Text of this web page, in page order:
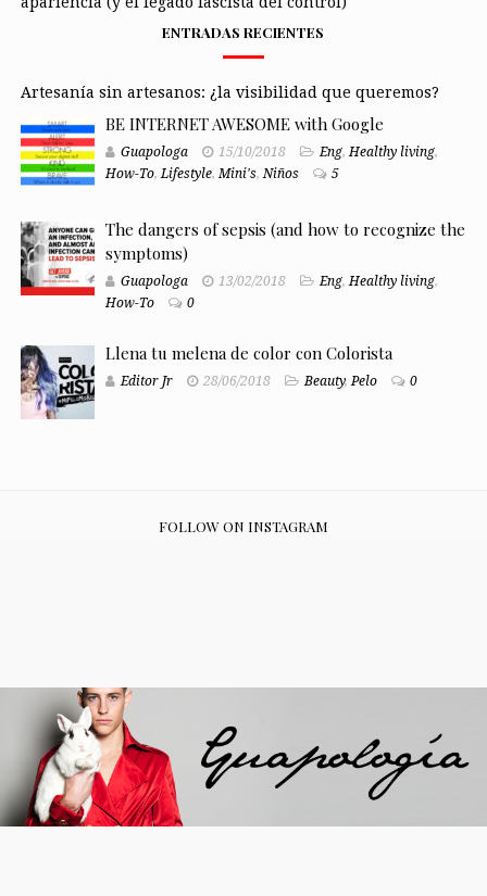
ENTRADAS RECIENTES
Artesanía sin artesanos: ¿la visibilidad que queremos?
BE INTERNET AWESOME with Google
Guapologa 15/10/2018 Eng,Healthy living,
How-To,Lifestyle,Mini's,Niños 5
The dangers of sepsis (and how to recognize the
symptoms)
Guapologa 13/02/2018 Eng,Healthy living,
How-To
0
Llena tu melena de color con Colorista
Editor Jr 28/06/2018 Beauty,Pelo 0
FOLLOW ON INSTAGRAM